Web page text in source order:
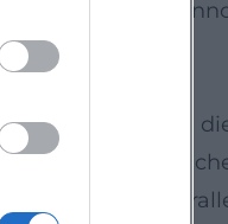
regelmäßig für
2024 kündigte
und
macht.